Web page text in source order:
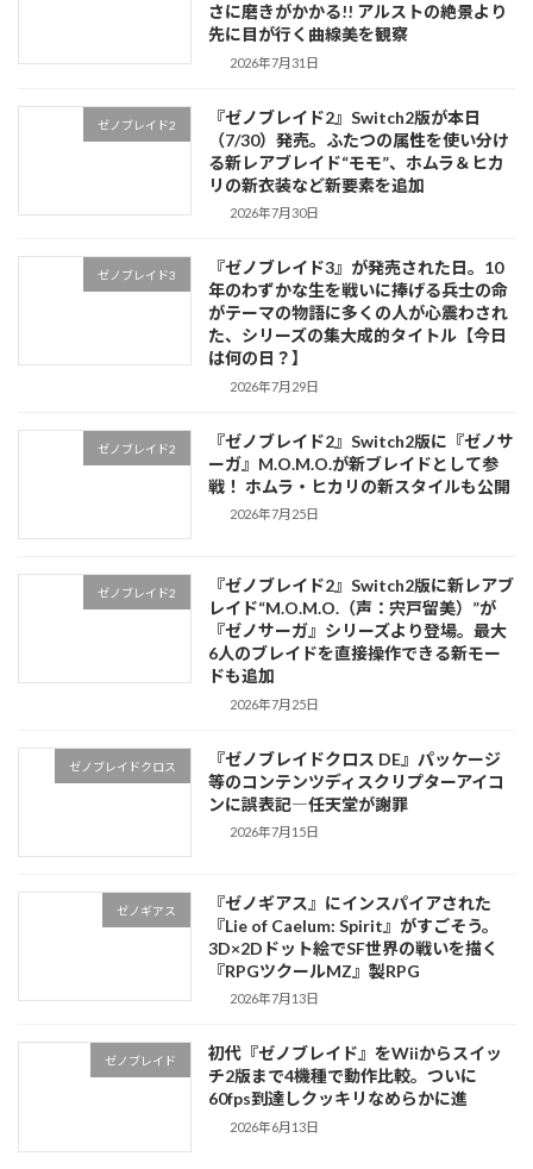
さに磨きがかかる!! アルストの絶景より
先に目が行く曲線美を観察
2026年7月31日
ゼノブレイド2
『ゼノブレイド2』Switch2版が本日
（7/30）発売。ふたつの属性を使い分け
る新レアブレイド“モモ”、ホムラ＆ヒカ
リの新衣装など新要素を追加
2026年7月30日
ゼノブレイド3
『ゼノブレイド3』が発売された日。10
年のわずかな生を戦いに捧げる兵士の命
がテーマの物語に多くの人が心震わされ
た、シリーズの集大成的タイトル【今日
は何の日？】
2026年7月29日
ゼノブレイド2
『ゼノブレイド2』Switch2版に『ゼノサ
ーガ』M.O.M.O.が新ブレイドとして参
戦！ ホムラ・ヒカリの新スタイルも公開
2026年7月25日
ゼノブレイド2
『ゼノブレイド2』Switch2版に新レアブ
レイド“M.O.M.O.（声：宍戸留美）”が
『ゼノサーガ』シリーズより登場。最大
6人のブレイドを直接操作できる新モー
ドも追加
2026年7月25日
ゼノブレイドクロス
『ゼノブレイドクロス DE』パッケージ
等のコンテンツディスクリプターアイコ
ンに誤表記―任天堂が謝罪
2026年7月15日
ゼノギアス
『ゼノギアス』にインスパイアされた
『Lie of Caelum: Spirit』がすごそう。
3D×2Dドット絵でSF世界の戦いを描く
『RPGツクールMZ』製RPG
2026年7月13日
ゼノブレイド
初代『ゼノブレイド』をWiiからスイッ
チ2版まで4機種で動作比較。ついに
60fps到達しクッキリなめらかに進
2026年6月13日